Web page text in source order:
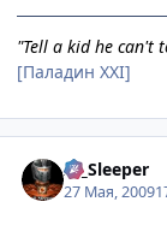
"Tell a kid he can't
[Паладин XXI]
Al_Sleeper
27 Мая, 2009